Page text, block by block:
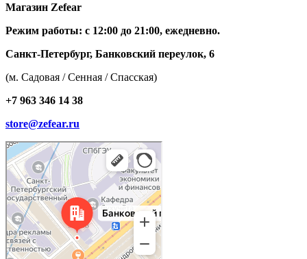
Магазин Zefear
Режим работы: с 12:00 до 21:00, ежедневно.
Санкт-Петербург, Банковский переулок, 6
(м. Садовая / Сенная / Спасская)
+7 963 346 14 38
store@zefear.ru
Санкт‑Петербург
Банковский переулок, 6 — Яндекс Карты